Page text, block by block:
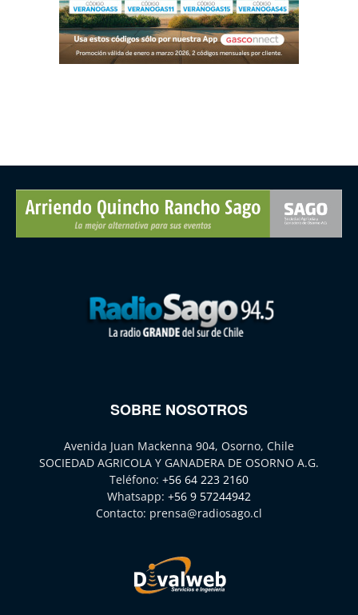
SOBRE NOSOTROS
Avenida Juan Mackenna 904, Osorno, Chile
SOCIEDAD AGRICOLA Y GANADERA DE OSORNO A.G.
Teléfono: +56 64 223 2160
Whatsapp: +56 9 57244942
Contacto: prensa@radiosago.cl